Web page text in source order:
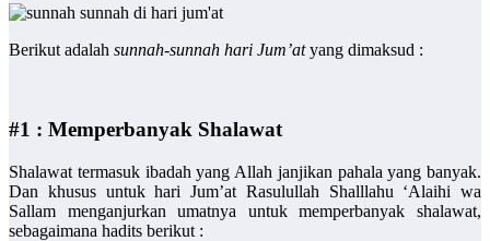
Berikut adalah sunnah-sunnah hari Jum’atyang dimaksud :
#1 : Memperbanyak Shalawat
Shalawat termasuk ibadah yang Allah janjikan pahala yang banyak.
Dan khusus untuk hari Jum’at Rasulullah Shalllahu ‘Alaihi wa
Sallam menganjurkan umatnya untuk memperbanyak shalawat,
sebagaimana hadits berikut :